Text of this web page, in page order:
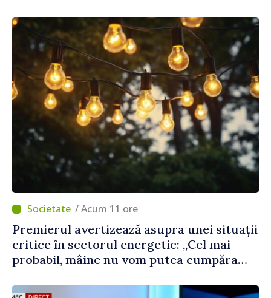
/ Acum 11 ore
Premierul avertizează asupra unei situații
critice în sectorul energetic: „Cel mai
probabil, mâine nu vom putea cumpăra